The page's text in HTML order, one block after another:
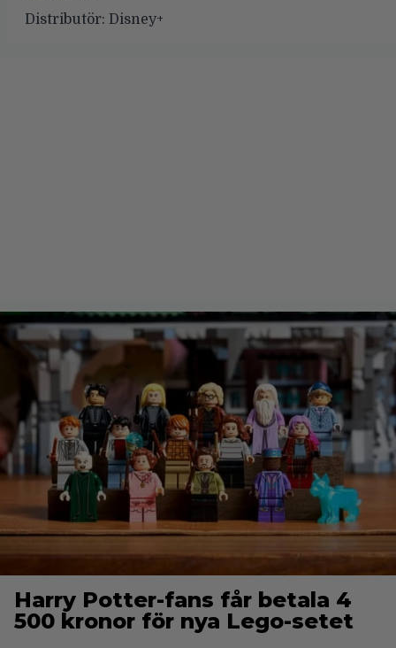
Distributör: Disney+
Harry Potter-fans får betala 4
500 kronor för nya Lego-setet